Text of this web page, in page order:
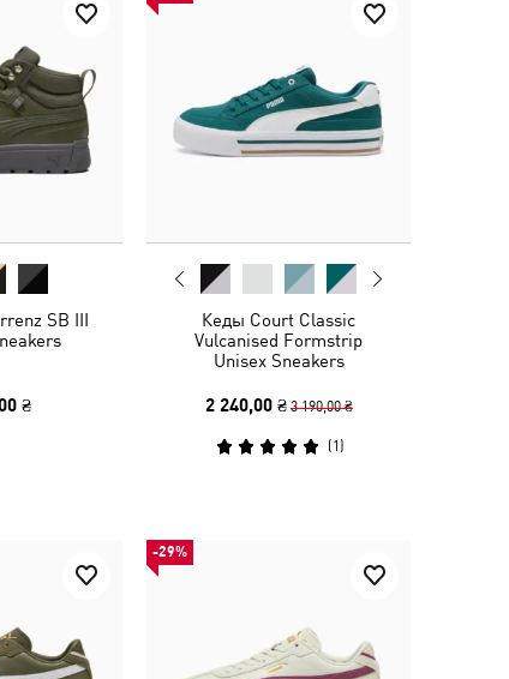
SB III
₴
Кеды Court Classic
Vulcanised Formstrip
Unisex Sneakers
2 240,00 ₴ 3 190,00 ₴
(1 )
-29%